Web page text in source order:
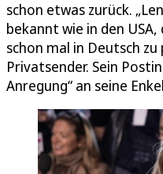
schon etwas zurück.
bekannt wie in den
schon mal in Deutsch
Privatsender. Sein
Anregung“ an seine